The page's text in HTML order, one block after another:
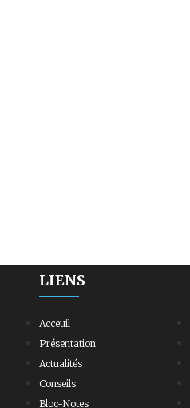
LIENS
Acceuil
Présentation
Actualités
Conseils
Bloc-Notes